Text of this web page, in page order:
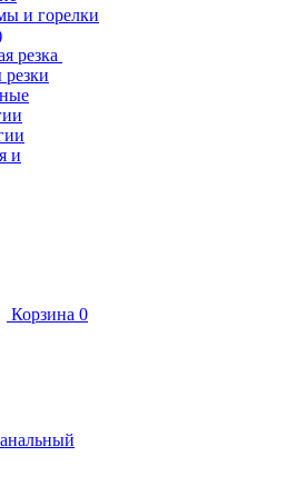
и горелки
резка
и
Корзина 0